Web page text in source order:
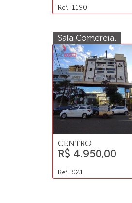
Ref.: 1190
Sala Comercial
CENTRO
R$ 4.950,00
Ref.: 521